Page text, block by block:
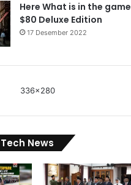
Here What is in the game
$80 Deluxe Edition
17 Desember 2022
336x280
News